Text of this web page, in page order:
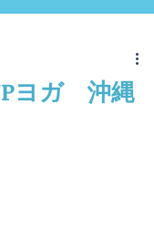
ヨガ 沖縄